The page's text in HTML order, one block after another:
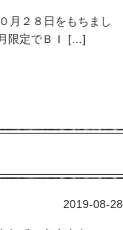
月２８日をもちまし
限定でＢＩ […]
2019-08-28